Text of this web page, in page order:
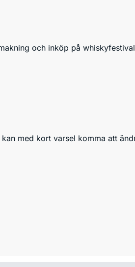
och inköp på
med kort varsel komma att